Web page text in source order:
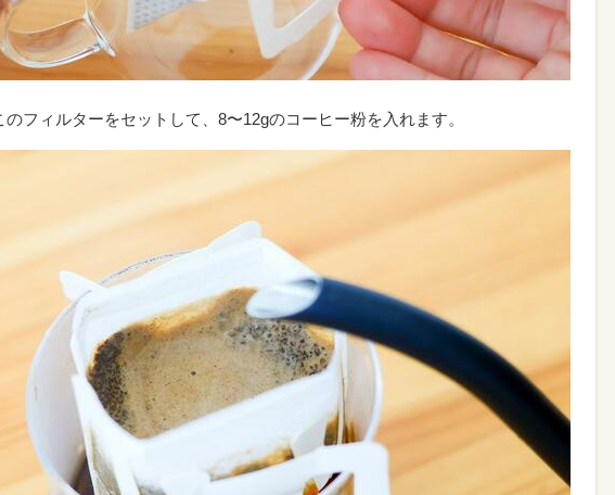
のフィルターをセットして、8〜12gのコーヒー粉を入れます。